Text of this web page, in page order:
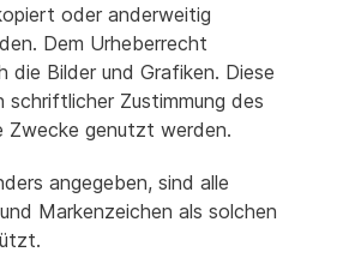
oder anderweitig
Dem Urheberrecht
die Bilder und Grafiken. Diese
schriftlicher Zustimmung des
Zwecke genutzt werden.
angegeben, sind alle
Markenzeichen als solchen